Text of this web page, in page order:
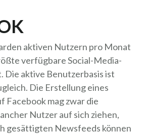
aktiven Nutzern pro Monat
verfügbare Social-Media-
aktive Benutzerbasis ist
Die Erstellung eines
mag zwar die
Nutzer auf sich ziehen,
gesättigten Newsfeeds können